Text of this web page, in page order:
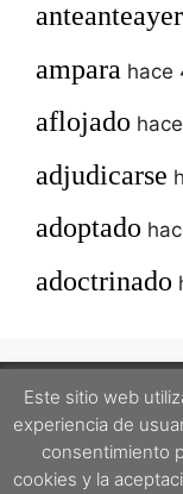
anteanteayer
ampara hace
aflojado
adjudicarse
adoptado
adoctrinado
Este proyecto está
Este sitio web
experiencia de
consentimiento
cookies y la